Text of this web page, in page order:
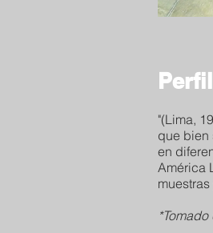
Perfil
"(Lima,
que bien
en
América
*Tomado